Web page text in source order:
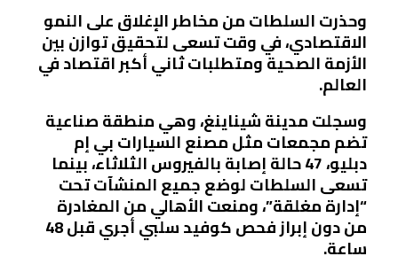
وحذرت السلطات من مخاطر الإغلاق على النمو
الاقتصادي، في وقت تسعى لتحقيق توازن بين
الأزمة الصحية ومتطلبات ثاني أكبر اقتصاد في
العالم.
وسجلت مدينة شيناينغ، وهي منطقة صناعية
تضم مجمعات مثل مصنع السيارات بي إم
دبليو، 47 حالة إصابة بالفيروس الثلاثاء، بينما
تسعى السلطات لوضع جميع المنشآت تحت
“إدارة مغلقة”، ومنعت الأهالي من المغادرة
من دون إبراز فحص كوفيد سلبي أجري قبل 48
ساعة.